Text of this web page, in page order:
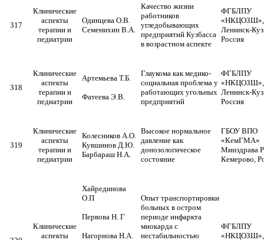
317
Клинические
аспекты
терапии и
педиатрии
Одинцева О.В.
Семенихин В.А.
Качество жизни
работников
угледобывающих
предприятий Кузбасса
в возрастном аспекте
ФГБЛПУ
«НКЦОЗШ»,
Ленинск-
Россия
318
Клинические
аспекты
терапии и
педиатрии
Артемьева Т.Б.
Фатеева Э.В.
Глаукома как медико-
социальная проблема у
работающих угольных
предприятий
ФГБЛПУ
«НКЦОЗШ»,
Ленинск-
Россия
319
Клинические
аспекты
терапии и
педиатрии
Колесников А.О.
Кувшинов Д.Ю.
Барбараш Н.А.
Высокое нормальное
давление как
донозологическое
состояние
ГБОУ ВПО
«КемГМА»
Минздрава
Кемерово,
Клинические
аспекты
Хайрединова
О.П
Первова Н. Г
Нагорнова Н.А.
Опыт транспортировки
больных в остром
периоде инфаркта
миокарда с
нестабильностью
ФГБЛПУ
«НКЦОЗШ»,